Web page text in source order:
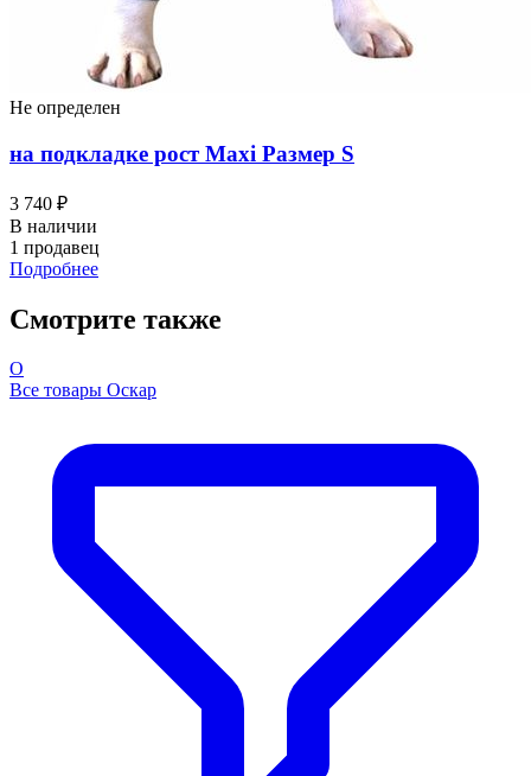
Не определен
на подкладке рост Maxi Размер S
3 740 ₽
В наличии
1 продавец
Подробнее
Смотрите также
О
Все товары Оскар